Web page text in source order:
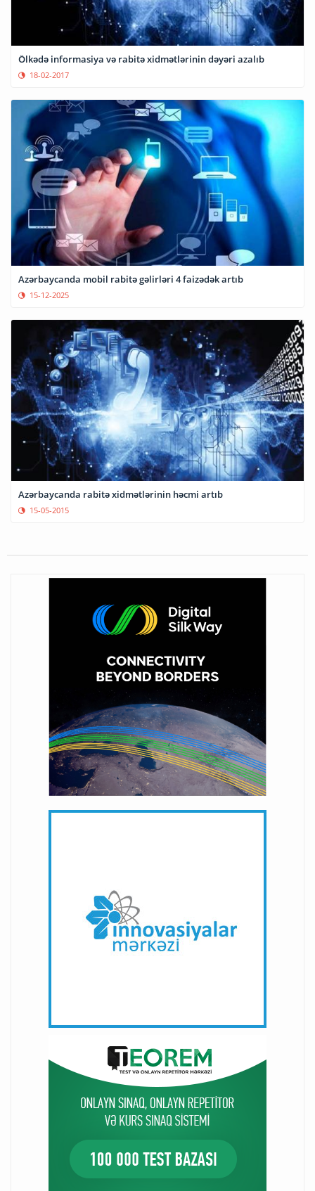
Ölkədə informasiya və rabitə xidmətlərinin dəyəri azalıb
18-02-2017
Azərbaycanda mobil rabitə gəlirləri 4 faizədək artıb
15-12-2025
Azərbaycanda rabitə xidmətlərinin həcmi artıb
15-05-2015